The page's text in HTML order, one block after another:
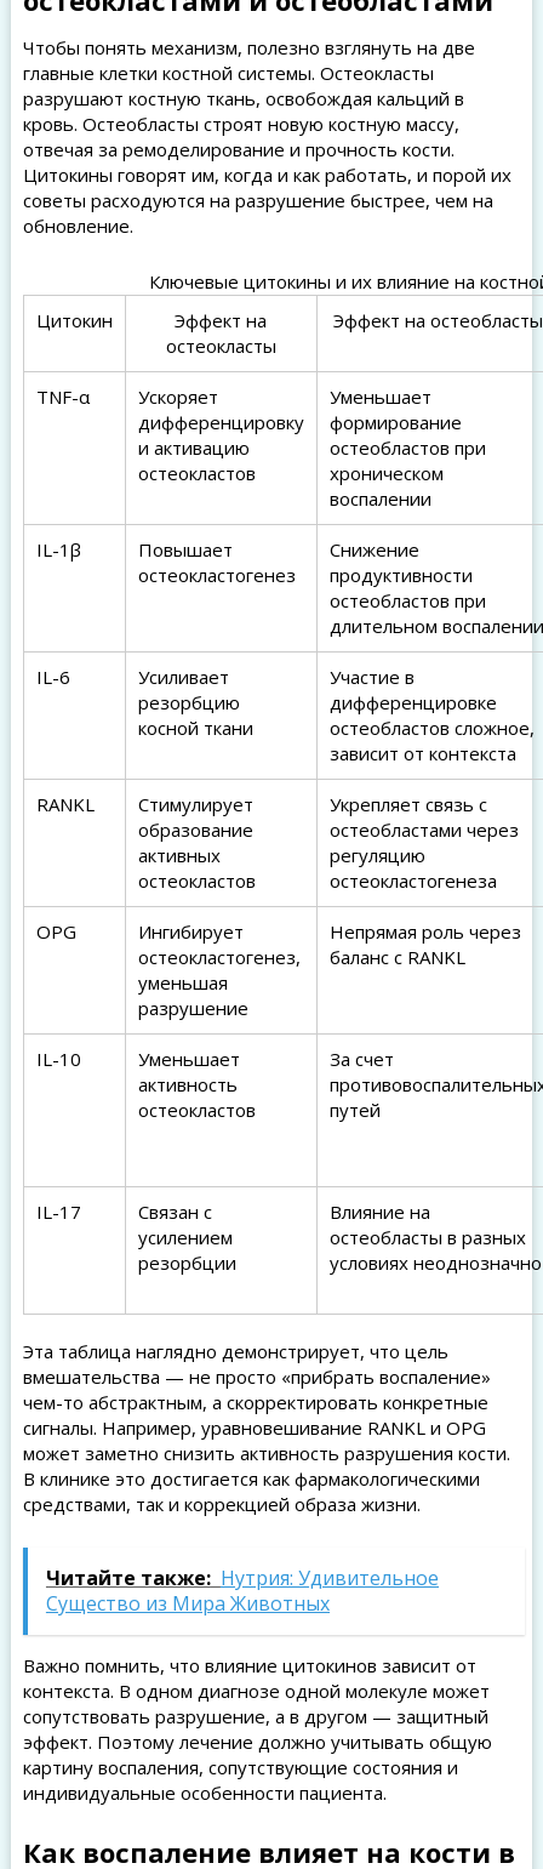
Чтобы понять механизм, полезно взглянуть на две
главные клетки костной системы. Остеокласты
разрушают костную ткань, освобождая кальций в
кровь. Остеобласты строят новую костную массу,
отвечая за ремоделирование и прочность кости.
Цитокины говорят им, когда и как работать, и порой их
советы расходуются на разрушение быстрее, чем на
обновление.
Ключевые цитокины и их влияние на
Цитокин
Эффект на
остеокласты
Эффект на остеобласты
TNF-α
Ускоряет
дифференцировку
и активацию
остеокластов
Уменьшает
формирование
остеобластов при
хроническом
воспалении
IL-1β
Повышает
остеокластогенез
Снижение
продуктивности
остеобластов при
длительном воспалении
IL-6
Усиливает
резорбцию
косной ткани
Участие в
дифференцировке
остеобластов сложное,
зависит от контекста
RANKL
Стимулирует
образование
активных
остеокластов
Укрепляет связь с
остеобластами через
регуляцию
остеокластогенеза
OPG
Ингибирует
остеокластогенез,
уменьшая
разрушение
Непрямая роль через
баланс с RANKL
IL-10
Уменьшает
активность
остеокластов
За счет
путей
IL-17
Связан с
усилением
резорбции
Влияние на
остеобласты в разных
условиях неоднозначно
Эта таблица наглядно демонстрирует, что цель
вмешательства — не просто «прибрать воспаление»
чем-то абстрактным, а скорректировать конкретные
сигналы. Например, уравновешивание RANKL и OPG
может заметно снизить активность разрушения кости.
В клинике это достигается как фармакологическими
средствами, так и коррекцией образа жизни.
Читайте также: Нутрия: Удивительное
Существо из Мира Животных
Важно помнить, что влияние цитокинов зависит от
контекста. В одном диагнозе одной молекуле может
сопутствовать разрушение, а в другом — защитный
эффект. Поэтому лечение должно учитывать общую
картину воспаления, сопутствующие состояния и
индивидуальные особенности пациента.
Как воспаление влияет на кости в